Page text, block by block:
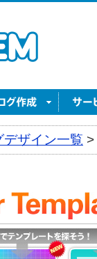
デザイン一覧 >